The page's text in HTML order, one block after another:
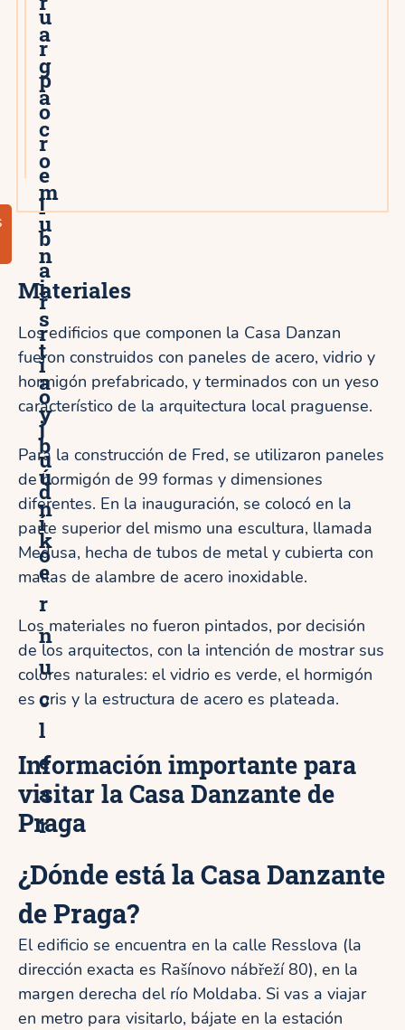
a
g
a
c
o
m
u
n
i
s
t
a
y
b
ú
n
k
e
r
n
u
c
l
e
a
r
u
r
p
o
r
e
l
b
a
r
r
i
o
j
u
d
í
o
Materiales
Los edificios que componen la Casa Danzan
fueron construidos con paneles de acero, vidrio y
hormigón prefabricado, y terminados con un yeso
característico de la arquitectura local praguense.
Para la construcción de Fred, se utilizaron paneles
de hormigón de 99 formas y dimensiones
diferentes. En la inauguración, se colocó en la
parte superior del mismo una escultura, llamada
Medusa, hecha de tubos de metal y cubierta con
mallas de alambre de acero inoxidable.
Los materiales no fueron pintados, por decisión
de los arquitectos, con la intención de mostrar sus
colores naturales: el vidrio es verde, el hormigón
es gris y la estructura de acero es plateada.
Información importante para
visitar la Casa Danzante de
Praga
¿Dónde está la Casa Danzante
de Praga?
El edificio se encuentra en la calle Resslova (la
dirección exacta es Rašínovo nábřeží 80), en la
margen derecha del río Moldaba. Si vas a viajar
en metro para visitarlo, bájate en la estación